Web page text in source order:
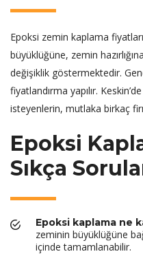
Epoksi zemin kaplama
büyüklüğüne, zemin
değişiklik göstermektedir.
fiyatlandırma yapılır.
isteyenlerin, mutlaka birkaç
Epoksi
Sıkça
Epoksi kaplama ne
zeminin büyüklüğüne
içinde tamamlanabilir.